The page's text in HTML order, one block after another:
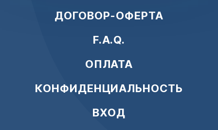
ДОГОВОР-ОФЕРТА
F.A.Q.
ОПЛАТА
КОНФИДЕНЦИАЛЬНОСТЬ
ВХОД